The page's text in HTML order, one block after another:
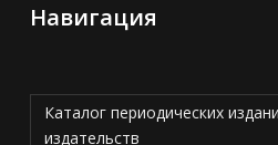
Навигация
Каталог периодических
издательств